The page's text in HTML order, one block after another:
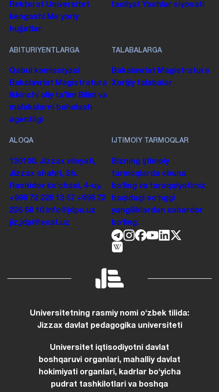
Rektorat Universitet
kengashi
Me'yoriy
hujjatlar
faoliyat Yoshlar siyosati
ABITURIYENTLARGA
Qabul komissiyasi
Bakalavriat Magistratura
Ikkinchi oliy taʼlim Bilim va
malakalarni baholash
agentligi
TALABALARGA
Bakalavriat Magistratura
Xorijiy talabalar
ALOQA
130100. Jizzax viloyati,
Jizzax shahri, Sh.
Rashidov koʻchasi, 4-uy.
+998 72 226 13 57 +998 72
226 68 10 info@jdpu.uz
jiz.jdpi@exat.uz
IJTIMOIY TARMOQLAR
Bizning ijtimoiy
tarmoqlarda obuna
boʻling va taraqqiyotimiz
haqidagi soʻnggi
yangiliklardan xabardor
boʻling.
Universitetning rasmiy nomi oʻzbek tilida:
Jizzax davlat pedagogika universiteti
Universitet iqtisodiyotni davlat
boshqaruvi organlari, mahalliy davlat
hokimiyati organlari, kadrlar boʻyicha
pudrat tashkilotlari va boshqa